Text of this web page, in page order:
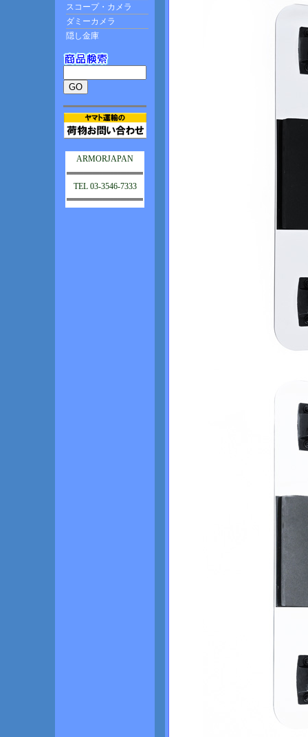
ARMORJAPAN
TEL 03-3546-7333